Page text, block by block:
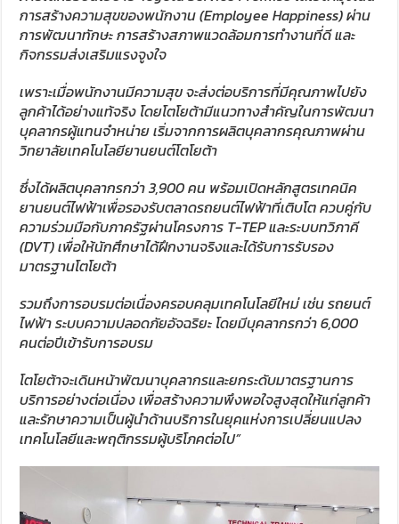
การสร้างความสุขของพนักงาน (Employee Happiness)ผ่าน
การพัฒนาทักษะ การสร้างสภาพแวดล้อมการทำงานที่ดี และ
กิจกรรมส่งเสริมแรงจูงใจ
เพราะเมื่อพนักงานมีความสุข จะส่งต่อบริการที่มีคุณภาพไปยัง
ลูกค้าได้อย่างแท้จริง โดยโตโยต้ามีแนวทางสำคัญในการพัฒนา
บุคลากรผู้แทนจำหน่าย เริ่มจากการผลิตบุคลากรคุณภาพผ่าน
วิทยาลัยเทคโนโลยียานยนต์โตโยต้า
ซึ่งได้ผลิตบุคลากรกว่า 3,900 คน พร้อมเปิดหลักสูตรเทคนิค
ยานยนต์ไฟฟ้าเพื่อรองรับตลาดรถยนต์ไฟฟ้าที่เติบโต ควบคู่กับ
ความร่วมมือกับภาครัฐผ่านโครงการ T-TEPและระบบทวิภาคี
(DVT)เพื่อให้นักศึกษาได้ฝึกงานจริงและได้รับการรับรอง
มาตรฐานโตโยต้า
รวมถึงการอบรมต่อเนื่องครอบคลุมเทคโนโลยีใหม่ เช่น รถยนต์
ไฟฟ้า ระบบความปลอดภัยอัจฉริยะ โดยมีบุคลากรกว่า 6,000
คนต่อปีเข้ารับการอบรม
โตโยต้าจะเดินหน้าพัฒนาบุคลากรและยกระดับมาตรฐานการ
บริการอย่างต่อเนื่อง เพื่อสร้างความพึงพอใจสูงสุดให้แก่ลูกค้า
และรักษาความเป็นผู้นำด้านบริการในยุคแห่งการเปลี่ยนแปลง
เทคโนโลยีและพฤติกรรมผู้บริโภคต่อไป”